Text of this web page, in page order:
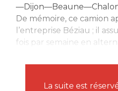
De mémoire, ce camion
l’entreprise Béziau ; il
fois par semaine en
La suite est